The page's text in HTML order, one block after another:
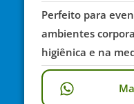
Perfeito para
ambientes
higiênica e na